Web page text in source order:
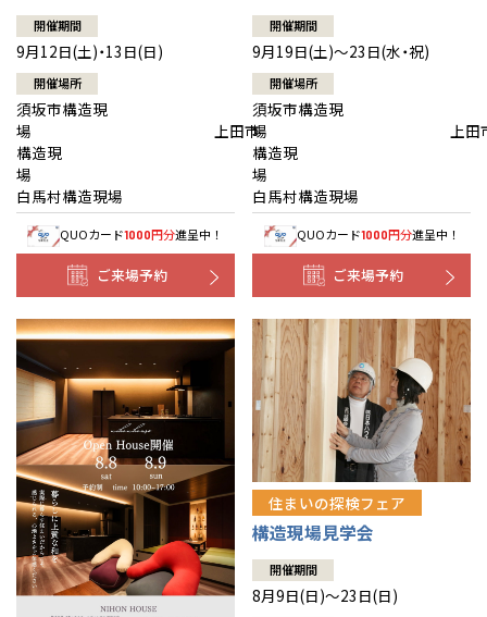
開催期間
9月12日(土)・13日(日)
開催場所
須坂市構造現
場 上田市
構造現
場
白馬村構造現場
QUOカード1000円分進呈中！
ご来場予約
開催期間
9月19日(土)～23日(水・祝)
開催場所
須坂市構造現
場 上田
構造現
白馬村構造現場
QUOカード1000円分進呈中！
ご来場予約
住まいの探検フェア
構造現場見学会
開催期間
8月9日(日)～23日(日)